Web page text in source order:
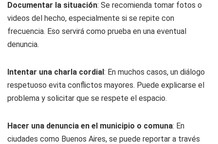
Documentar la situación: Se recomienda tomar fotos o
videos del hecho, especialmente si se repite con
frecuencia. Eso servirá como prueba en una eventual
denuncia.
Intentar una charla cordial: En muchos casos, un diálogo
respetuoso evita conflictos mayores. Puede explicarse el
problema y solicitar que se respete el espacio.
Hacer una denuncia en el municipio o comuna: En
ciudades como Buenos Aires, se puede reportar a través